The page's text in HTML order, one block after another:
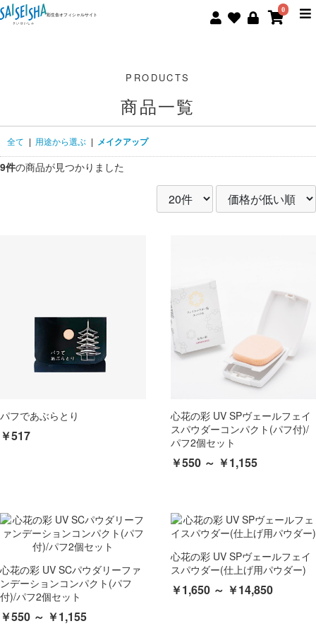
彩生舎オフィシャルサイト
0
商品一覧
全て | 用途から選ぶ | メイクアップ
9件の商品が見つかりました
パフであぶらとり
￥517
心花の彩 UV SPヴェールフェイ
スパウダーコンパクト(パフ付)/
パフ2個セット
￥550 ～ ￥1,155
心花の彩 UV SCパウダリーファ
ンデーションコンパクト(パフ
付)/パフ2個セット
￥550 ～ ￥1,155
心花の彩 UV SPヴェールフェイ
スパウダー(仕上げ用パウダー)
￥1,650 ～ ￥14,850